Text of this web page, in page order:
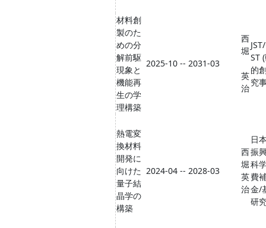
材料創
製のた
めの分
解前駆
現象と
機能再
生の学
理構築
2025-10 -- 2031-03
西
堀
英
治
ST
的
究
熱電変
換材料
開発に
向けた
量子結
晶学の
構築
2024-04 -- 2028-03
西
堀
英
治
日
振
科
費
金/
研